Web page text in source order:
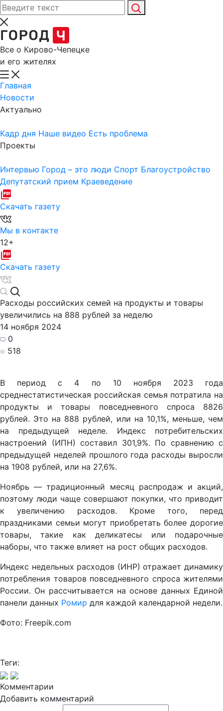
Все о Кирово-Чепецке
и его жителях
Главная
Новости
Актуально
Кадр дня Наше видео Есть проблема
Проекты
Интервью Город – это люди Спорт Благоустройство
Депутатский прием Краеведение
Скачать газету
Мы в контакте
12+
Скачать газету
Расходы российских семей на продукты и товары
увеличились на 888 рублей за неделю
14 ноября 2024
0
518
В период с 4 по 10 ноября 2023 года
среднестатистическая российская семья потратила на
продукты и товары повседневного спроса 8826
рублей. Это на 888 рублей, или на 10,1%, меньше, чем
на предыдущей неделе. Индекс потребительских
настроений (ИПН) составил 301,9%. По сравнению с
предыдущей неделей прошлого года расходы выросли
на 1908 рублей, или на 27,6%.
Ноябрь — традиционный месяц распродаж и акций,
поэтому люди чаще совершают покупки, что приводит
к увеличению расходов. Кроме того, перед
праздниками семьи могут приобретать более дорогие
товары, такие как деликатесы или подарочные
наборы, что также влияет на рост общих расходов.
Индекс недельных расходов (ИНР) отражает динамику
потребления товаров повседневного спроса жителями
России. Он рассчитывается на основе данных Единой
панели данных Ромир для каждой календарной недели.
Фото: Freepik.com
Теги:
Комментарии
Добавить комментарий